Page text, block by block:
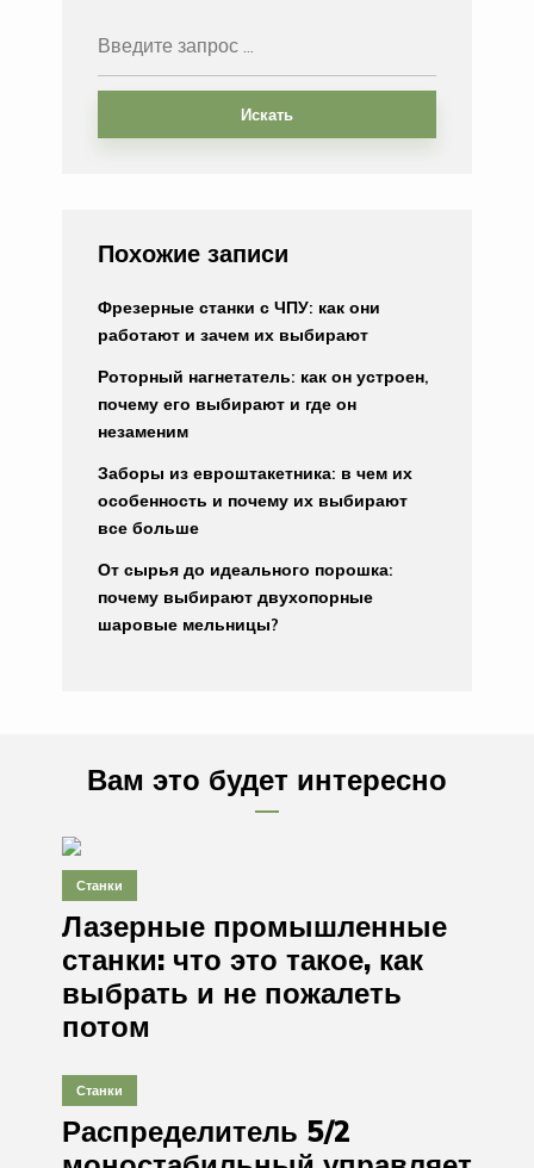
Искать
Похожие записи
Фрезерные станки с ЧПУ: как они
работают и зачем их выбирают
Роторный нагнетатель: как он устроен,
почему его выбирают и где он
незаменим
Заборы из евроштакетника: в чем их
особенность и почему их выбирают
все больше
От сырья до идеального порошка:
почему выбирают двухопорные
шаровые мельницы?
Вам это будет интересно
Станки
Лазерные промышленные
станки: что это такое, как
выбрать и не пожалеть
потом
Станки
Распределитель 5/2